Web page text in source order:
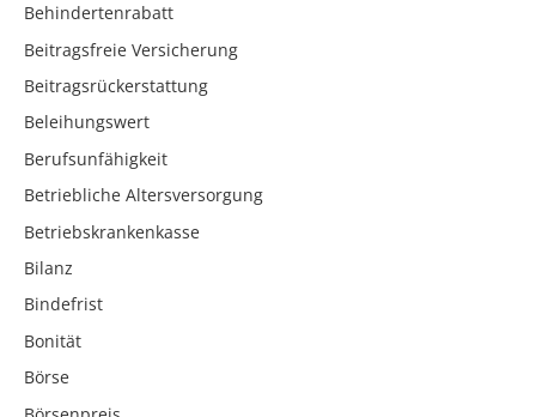
Behindertenrabatt
Beitragsfreie Versicherung
Beitragsrückerstattung
Beleihungswert
Berufsunfähigkeit
Betriebliche Altersversorgung
Betriebskrankenkasse
Bilanz
Bindefrist
Bonität
Börse